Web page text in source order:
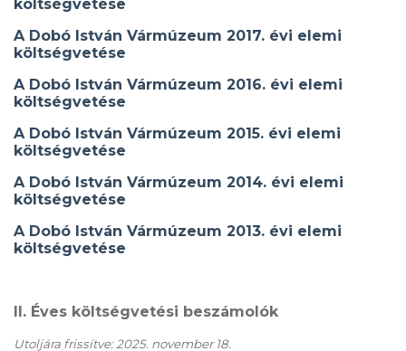
költségvetése
A Dobó István Vármúzeum 2017. évi elemi
költségvetése
A Dobó István Vármúzeum 2016. évi elemi
költségvetése
A Dobó István Vármúzeum 2015. évi elemi
költségvetése
A Dobó István Vármúzeum 2014. évi elemi
költségvetése
A Dobó István Vármúzeum 2013. évi elemi
költségvetése
II. Éves költségvetési beszámolók
Utoljára frissítve: 2025. november 18.